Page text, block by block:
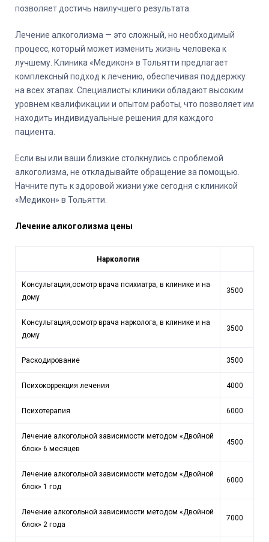
позволяет достичь наилучшего результата.
Лечение алкоголизма — это сложный, но необходимый
процесс, который может изменить жизнь человека к
лучшему. Клиника «Медикон» в Тольятти предлагает
комплексный подход к лечению, обеспечивая поддержку
на всех этапах. Специалисты клиники обладают высоким
уровнем квалификации и опытом работы, что позволяет им
находить индивидуальные решения для каждого
пациента.
Если вы или ваши близкие столкнулись с проблемой
алкоголизма, не откладывайте обращение за помощью.
Начните путь к здоровой жизни уже сегодня с клиникой
«Медикон» в Тольятти.
Лечение алкоголизма цены
Наркология
Консультация,осмотр врача психиатра, в клинике и на
дому
3500
Консультация,осмотр врача нарколога, в клинике и на
дому
3500
Раскодирование 3500
Психокоррекция лечения 4000
Психотерапия 6000
Лечение алкогольной зависимости методом «Двойной
блок» 6 месяцев
4500
Лечение алкогольной зависимости методом «Двойной
блок» 1 год
6000
Лечение алкогольной зависимости методом «Двойной
блок» 2 года
7000